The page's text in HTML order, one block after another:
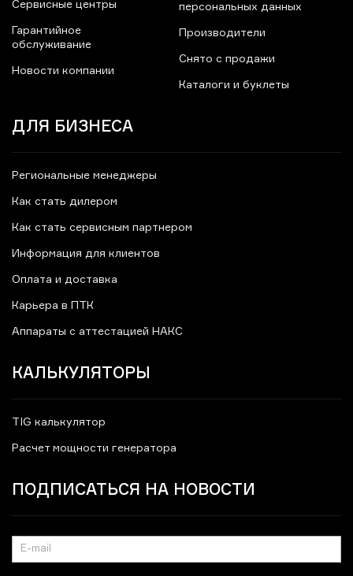
Сервисные центры
Гарантийное
обслуживание
Новости компании
персональных данных
Производители
Снято с продажи
Каталоги и буклеты
ДЛЯ БИЗНЕСА
Региональные менеджеры
Как стать дилером
Как стать сервисным партнером
Информация для клиентов
Оплата и доставка
Карьера в ПТК
Аппараты с аттестацией НАКС
КАЛЬКУЛЯТОРЫ
TIG калькулятор
Расчет мощности генератора
ПОДПИСАТЬСЯ НА НОВОСТИ